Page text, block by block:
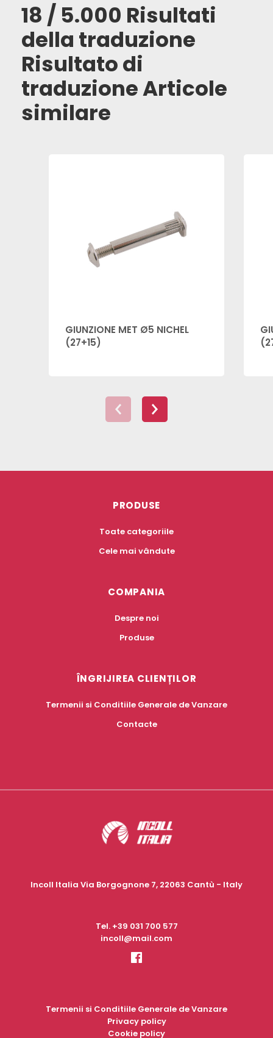
18 / 5.000 Risultati
della traduzione
Risultato di
traduzione Articole
similare
GIUNZIONE MET Ø5 NICHEL
(27+15)
PRODUSE
Toate categoriile
Cele mai vândute
COMPANIA
Despre noi
Produse
ÎNGRIJIREA CLIENȚILOR
Termenii si Conditiile Generale de Vanzare
Contacte
Incoll Italia Via Borgognone 7, 22063 Cantù - Italy
Tel. +39 031 700 577
incoll@mail.com
Termenii si Conditiile Generale de Vanzare
Privacy policy
Cookie policy